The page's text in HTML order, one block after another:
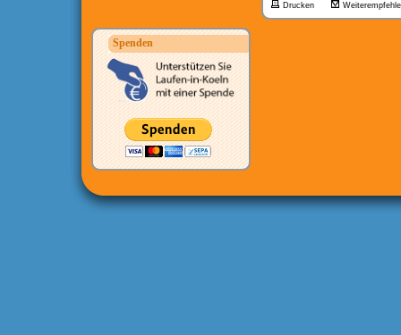
Spenden
Drucken